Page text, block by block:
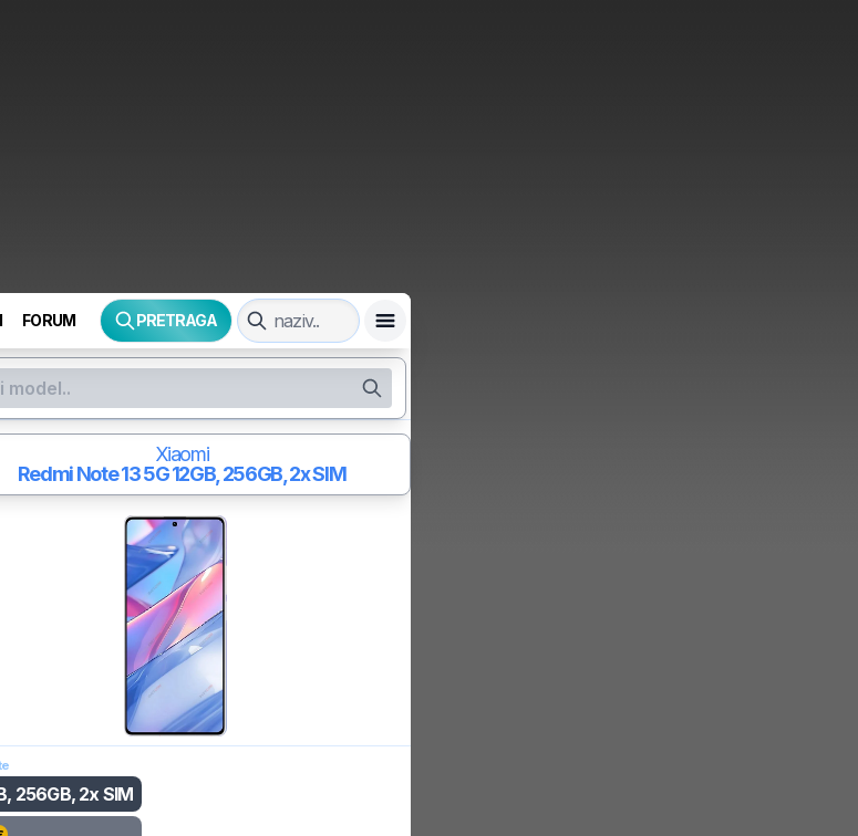
FORUM PRETRAGA
Xiaomi
Redmi Note 13 5G12GB, 256GB, 2x SIM
256GB, 2x SIM